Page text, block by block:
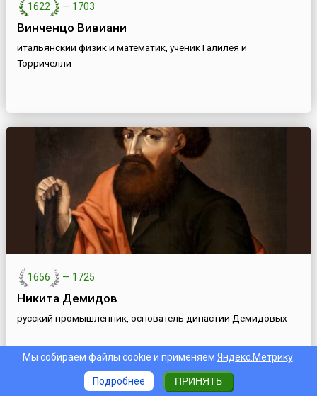
1622 — 1703
Винченцо Вивиани
итальянский физик и математик, ученик Галилея и
Торричелли
1656 — 1725
Никита Демидов
русский промышленник, основатель династии Демидовых
Мы собираем файлы cookie и применяем Яндекс.Метрику.
Подробнее ПРИНЯТЬ